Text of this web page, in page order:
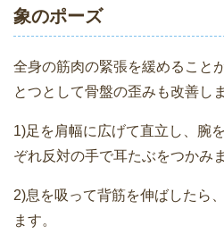
象のポーズ
全身の筋肉の緊張を緩めること
とつとして骨盤の歪みも改善しま
1)足を肩幅に広げて直立し、腕
ぞれ反対の手で耳たぶをつかみま
2)息を吸って背筋を伸ばしたら
ます。